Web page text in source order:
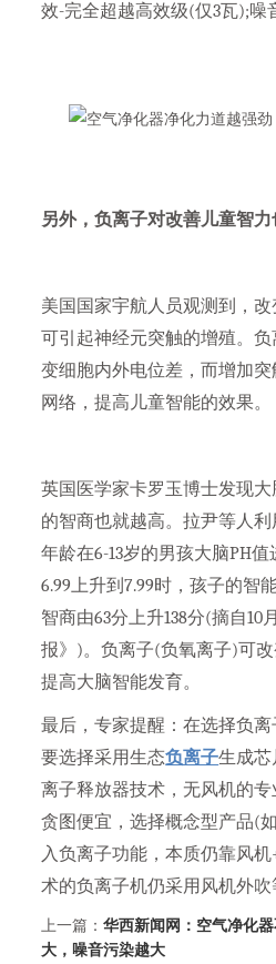
效-完全超越高效级(仅3瓦);噪
另外，负离子对改善儿童智力
美国国家宇航人员观测到，
可引起神经元突触的增殖。
变细胞内外电位差，而增加
网络，提高儿童智能的效果。
英国医学家卡罗玉博士发现大
的智商也就越高。拉尹等人
年龄在6-13岁的男孩大脑PH
6.99上升到7.99时，孩子的智
智商由63分上升138分(摘自10
报》)。负离子(负氧离子)可
提高大脑智能发育。
最后，专家提醒：在选择负
要选择采用生态负离子生成芯
离子释放器技术，无风机的
贪图便宜，选择概念型产品(
入负离子功能，本质仍靠风
术的负离子机仍采用风机外吹
上一篇：华西新闻网：空气净化
大，噪音污染越大